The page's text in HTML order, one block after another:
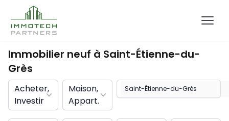
Immobilier neuf à Saint-Étienne-du-
Grès
Acheter,
Investir
Maison,
Appart.